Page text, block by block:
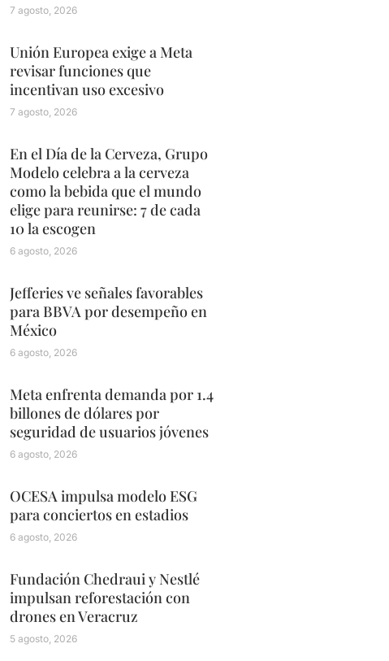
7 agosto, 2026
Unión Europea exige a Meta
revisar funciones que
incentivan uso excesivo
7 agosto, 2026
En el Día de la Cerveza, Grupo
Modelo celebra a la cerveza
como la bebida que el mundo
elige para reunirse: 7 de cada
10 la escogen
6 agosto, 2026
Jefferies ve señales favorables
para BBVA por desempeño en
México
6 agosto, 2026
Meta enfrenta demanda por 1.4
billones de dólares por
seguridad de usuarios jóvenes
6 agosto, 2026
OCESA impulsa modelo ESG
para conciertos en estadios
6 agosto, 2026
Fundación Chedraui y Nestlé
impulsan reforestación con
drones en Veracruz
5 agosto, 2026